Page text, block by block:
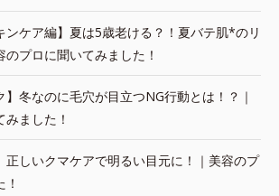
ンケア編】夏は5歳老ける？！夏バテ肌*のリ
プロに聞いてみました！
】冬なのに毛穴が目立つNG行動とは！？｜
ました！
正しいクマケアで明るい目元に！｜美容のプ